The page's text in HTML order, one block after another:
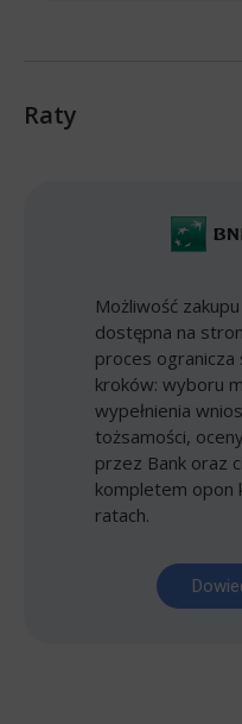
Raty
Możliwość
dostępna na
proces ogranicza
kroków: wyboru
wypełnienia
tożsamości,
przez Bank oraz
kompletem opon
ratach.